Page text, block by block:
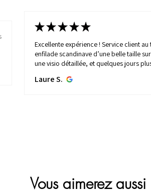
★★★★★
Excellente expérience ! Service client
enfilade scandinave d’une belle taille
une visio détaillée, et quelques jours
Laure S.
Vous aimerez aussi